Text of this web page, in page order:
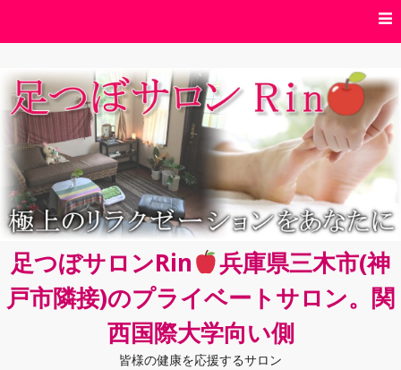
ン
ツ
へ
ス
キ
ッ
プ
足つぼサロンRin
兵庫県三木市(神
戸市隣接)のプライベートサロン。関
西国際大学向い側
皆様の健康を応援するサロン